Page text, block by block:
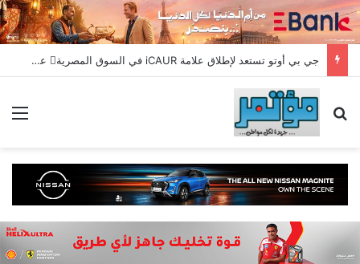
جي بي أوتو تستعد لإطلاق علامة iCAUR في السوق المصرية علامة عالمية جديدة لسيارات الطاقة الجديدة تجمع بين التكنولوجيا الذكية والتصميم الجريء وروح المغامر
بحث عن